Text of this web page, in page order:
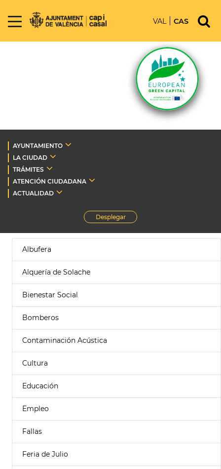
VAL CAS
AYUNTAMIENTO
LA CIUDAD
TRÁMITES
ATENCIÓN CIUDADANA
ACTUALIDAD
Desplegar
Albufera
Alquería de Solache
Bienestar Social
Bomberos
Contaminación Acústica
Cultura
Educación
Empleo
Fallas
Feria de Julio